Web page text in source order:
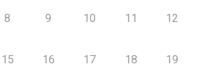
8 9 10 11 12
15 16 17 18 19